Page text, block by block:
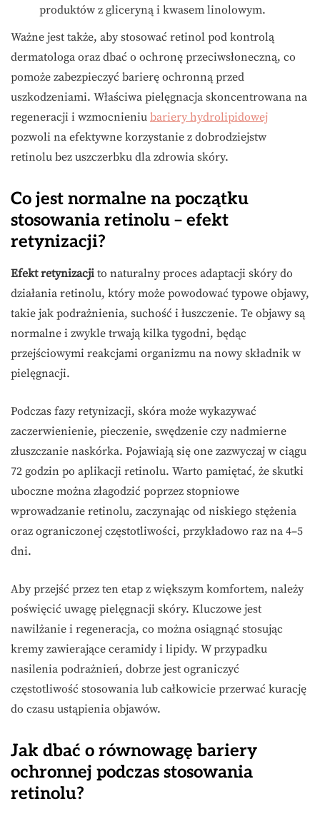
produktów z gliceryną i kwasem linolowym.
Ważne jest także, aby stosować retinol pod kontrolą
dermatologa oraz dbać o ochronę przeciwsłoneczną, co
pomoże zabezpieczyć barierę ochronną przed
uszkodzeniami. Właściwa pielęgnacja skoncentrowana na
regeneracji i wzmocnieniu bariery hydrolipidowej
pozwoli na efektywne korzystanie z dobrodziejstw
retinolu bez uszczerbku dla zdrowia skóry.
Co jest normalne na początku
stosowania retinolu – efekt
retynizacji?
Efekt retynizacji to naturalny proces adaptacji skóry do
działania retinolu, który może powodować typowe objawy,
takie jak podrażnienia, suchość i łuszczenie. Te objawy są
normalne i zwykle trwają kilka tygodni, będąc
przejściowymi reakcjami organizmu na nowy składnik w
pielęgnacji.
Podczas fazy retynizacji, skóra może wykazywać
zaczerwienienie, pieczenie, swędzenie czy nadmierne
złuszczanie naskórka. Pojawiają się one zazwyczaj w ciągu
72 godzin po aplikacji retinolu. Warto pamiętać, że skutki
uboczne można złagodzić poprzez stopniowe
wprowadzanie retinolu, zaczynając od niskiego stężenia
oraz ograniczonej częstotliwości, przykładowo raz na 4–5
dni.
Aby przejść przez ten etap z większym komfortem, należy
poświęcić uwagę pielęgnacji skóry. Kluczowe jest
nawilżanie i regeneracja, co można osiągnąć stosując
kremy zawierające ceramidy i lipidy. W przypadku
nasilenia podrażnień, dobrze jest ograniczyć
częstotliwość stosowania lub całkowicie przerwać kurację
do czasu ustąpienia objawów.
Jak dbać o równowagę bariery
ochronnej podczas stosowania
retinolu?